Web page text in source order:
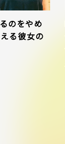
のをやめ
る彼女の